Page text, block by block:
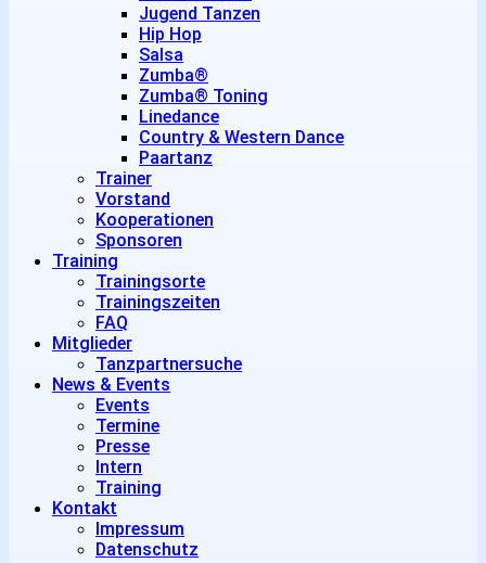
Jugend Tanzen
Hip Hop
Salsa
Zumba®
Zumba® Toning
Linedance
Country & Western Dance
Paartanz
Trainer
Vorstand
Kooperationen
Sponsoren
Training
Trainingsorte
Trainingszeiten
FAQ
Mitglieder
Tanzpartnersuche
News & Events
Events
Termine
Presse
Intern
Training
Kontakt
Impressum
Datenschutz